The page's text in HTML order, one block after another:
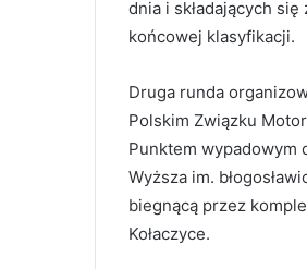
dnia i składających
końcowej klasyfikacji.
Druga runda
Polskim Związku
Punktem wypadowym
Wyższa im.
biegnącą przez
Kołaczyce.